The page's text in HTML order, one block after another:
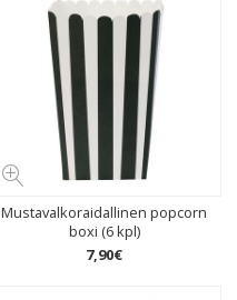
Mustavalkoraidallinen popcorn
boxi (6 kpl)
7,90€